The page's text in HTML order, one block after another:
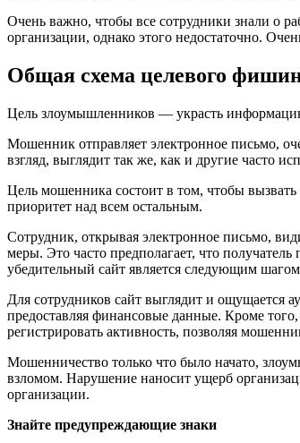
Очень важно, чтобы все сотрудники знали о
организации, однако этого недостаточно.
Общая схема целевого
Цель злоумышленников — украсть
Мошенник отправляет электронное письмо,
взгляд, выглядит так же, как и другие часто
Цель мошенника состоит в том, чтобы вызвать
приоритет над всем остальным.
Сотрудник, открывая электронное письмо,
меры. Это часто предполагает, что
убедительный сайт является следующим
Для сотрудников сайт выглядит и ощущается
предоставляя финансовые данные. Кроме
регистрировать активность, позволяя
Мошенничество только что было начато,
взломом. Нарушение наносит ущерб
организации.
Знайте предупреждающие знаки